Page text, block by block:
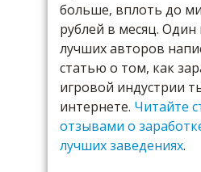
больше, вплоть до
рублей в месяц.
лучших авторов
статью о том, как
игровой индустрии
интернете. Читайте
отзывами о
лучших заведениях.